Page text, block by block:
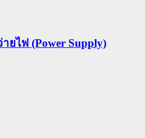
ยไฟ (Power Supply)